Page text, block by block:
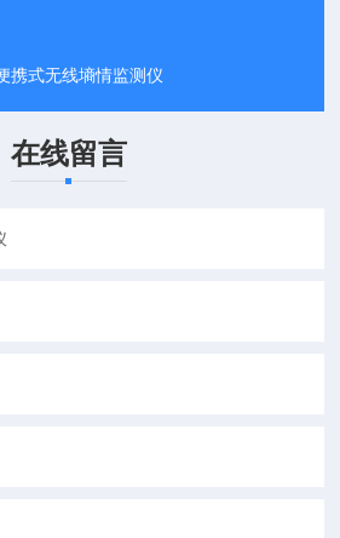
携式无线墒情监测仪
在线留言